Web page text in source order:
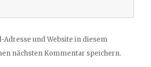
Adresse und Website in diesem
nächsten Kommentar speichern.